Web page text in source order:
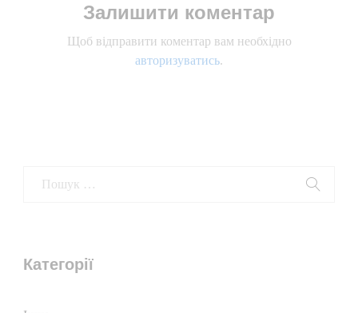
Post
Залишити коментар
Щоб відправити коментар вам необхідно
авторизуватись.
Категорії